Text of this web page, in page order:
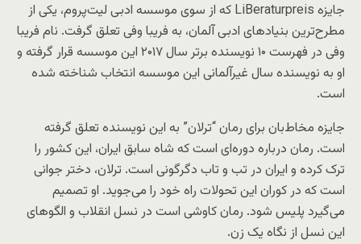
جایزه LiBeraturpreis که از سوی موسسه ادبی لیت‌پروم، یکی از
مطرح‌ترین بنیاد‌های ادبی آلمان، به فریبا وفی تعلق گرفت. نام فریبا
وفی در فهرست ۱۰ نویسنده برتر سال ۲۰۱۷ این موسسه قرار گرفته و
او به نویسنده سال غیرآلمانی این موسسه انتخاب شناخته شده
است.
جایزه مخاط‌بان برای رمان “ترلان” به این نویسنده تعلق گرفته
است. رمان درباره دوره‌ای است که شاه سابق ایران، این کشور را
ترک کرده و ایران در تب و تاب دگرگونی است. ترلان، دختر جوانی
است که در کوران این تحولات راه خود را می‌جوید. او تصمیم
می‌گیرد پلیس شود. رمان کاوشی است در نسل انقلاب و الگوهای
این نسل از نگاه یک زن.